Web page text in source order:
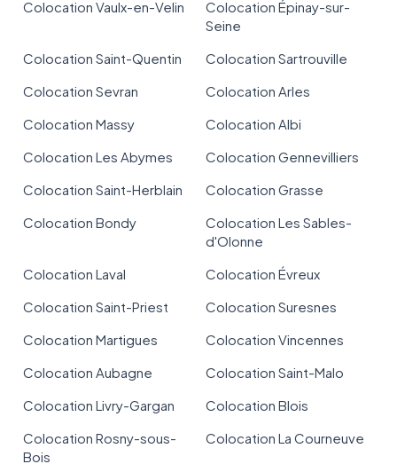
Colocation Vaulx-en-Velin
Colocation Épinay-sur-
Seine
Colocation Saint-Quentin
Colocation Sartrouville
Colocation Sevran
Colocation Arles
Colocation Massy
Colocation Albi
Colocation Les Abymes
Colocation Gennevilliers
Colocation Saint-Herblain
Colocation Grasse
Colocation Bondy
Colocation Les Sables-
d'Olonne
Colocation Laval
Colocation Évreux
Colocation Saint-Priest
Colocation Suresnes
Colocation Martigues
Colocation Vincennes
Colocation Aubagne
Colocation Saint-Malo
Colocation Livry-Gargan
Colocation Blois
Colocation Rosny-sous-
Bois
Colocation La Courneuve